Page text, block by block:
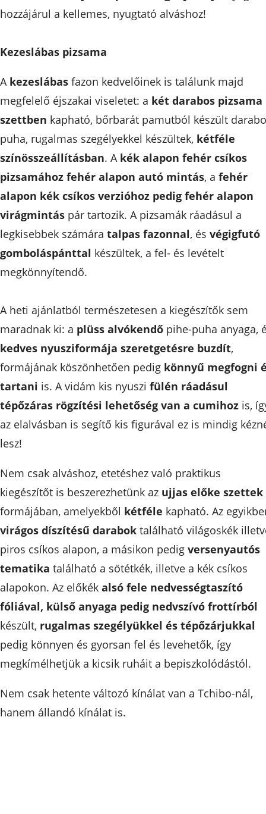
hozzájárul a kellemes, nyugtató alváshoz!
Kezeslábas pizsama
A kezeslábas fazon kedvelőinek is találunk majd
megfelelő éjszakai viseletet: a két darabos pizsama
szettben kapható, bőrbarát pamutból készült
puha, rugalmas szegélyekkel készültek, kétféle
színösszeállításban. A kék alapon fehér csíkos
pizsamához fehér alapon autó mintás, a fehér
alapon kék csíkos verzióhoz pedig fehér alapon
virágmintás pár tartozik. A pizsamák ráadásul a
legkisebbek számára talpas fazonnal, és végigfutó
gomboláspánttal készültek, a fel- és levételt
megkönnyítendő.
A heti ajánlatból természetesen a kiegészítők sem
maradnak ki: a plüss alvókendő pihe-puha anyaga,
kedves nyusziformája szeretgetésre buzdít,
formájának köszönhetően pedig könnyű megfogni
tartani is. A vidám kis nyuszi fülén ráadásul
tépőzáras rögzítési lehetőség van a cumihoz is,
az elalvásban is segítő kis figurával ez is mindig
lesz!
Nem csak alváshoz, etetéshez való praktikus
kiegészítőt is beszerezhetünk az ujjas előke szettek
formájában, amelyekből kétféle kapható. Az
virágos díszítésű darabok található világoskék
piros csíkos alapon, a másikon pedig versenyautós
tematika található a sötétkék, illetve a kék csíkos
alapokon. Az előkék alsó fele nedvességtaszító
fóliával, külső anyaga pedig nedvszívó frottírból
készült, rugalmas szegélyükkel és tépőzárjukkal
pedig könnyen és gyorsan fel és levehetők, így
megkímélhetjük a kicsik ruháit a bepiszkolódástól.
Nem csak hetente változó kínálat van a Tchibo-nál,
hanem állandó kínálat is.